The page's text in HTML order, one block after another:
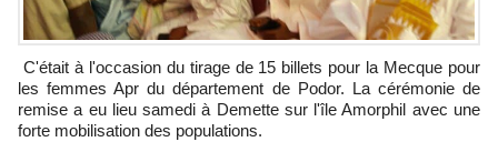
C'était à l'occasion du tirage de 15 billets pour la Mecque pour
les femmes Apr du département de Podor. La cérémonie de
remise a eu lieu samedi à Demette sur l'île Amorphil avec une
forte mobilisation des populations.